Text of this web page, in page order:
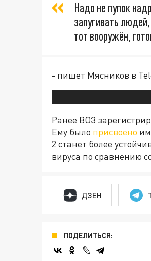
Надо не пупок
запугивать
тот вооружён,
- пишет Мясников в
Ранее ВОЗ
Ему было присвоено
2 станет более
вируса по сравнению
ДЗЕН
ПОДЕЛИТЬСЯ: